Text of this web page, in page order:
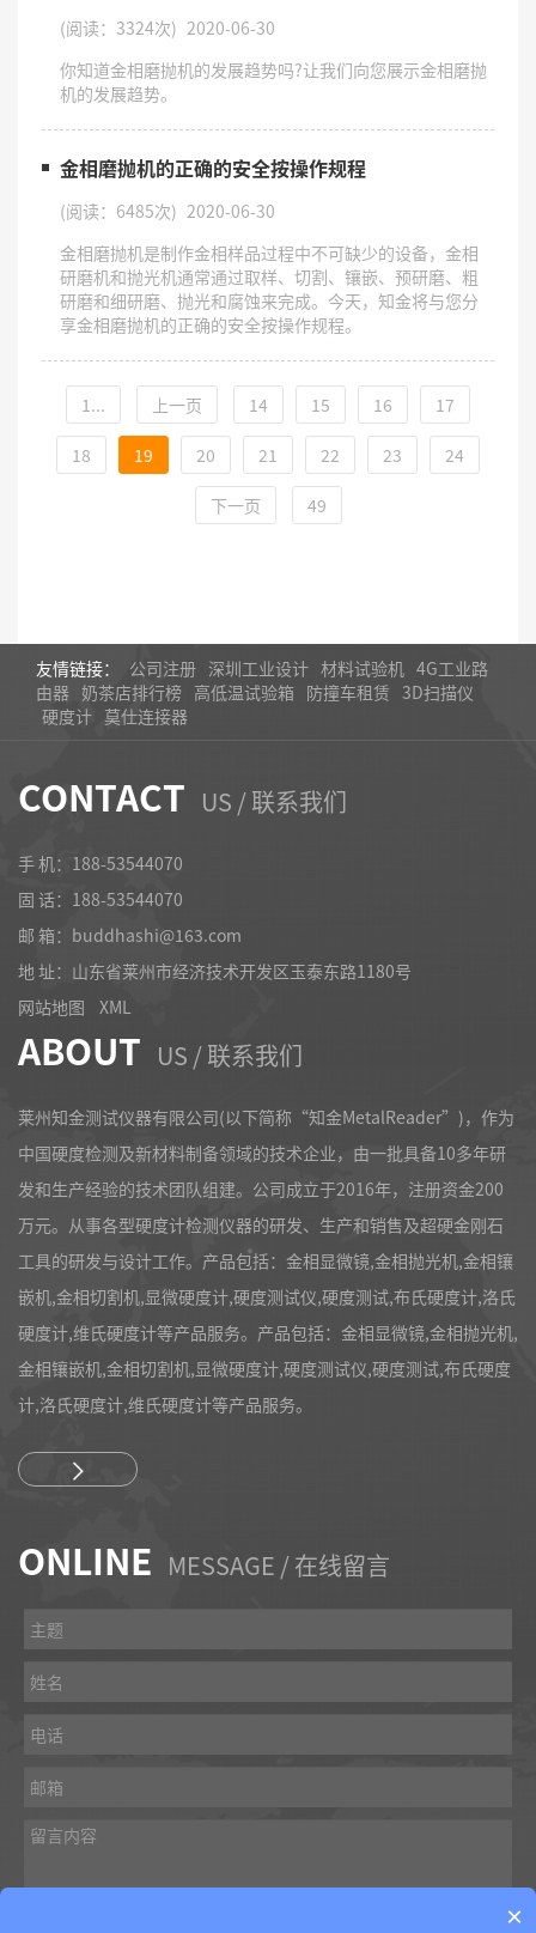
(阅读：3324次) 2020-06-30
你知道金相磨抛机的发展趋势吗?让我们向您展示金相磨抛
机的发展趋势。
金相磨抛机的正确的安全按操作规程
(阅读：6485次) 2020-06-30
金相磨抛机是制作金相样品过程中不可缺少的设备，金相
研磨机和抛光机通常通过取样、切割、镶嵌、预研磨、粗
研磨和细研磨、抛光和腐蚀来完成。今天，知金将与您分
享金相磨抛机的正确的安全按操作规程。
1... 上一页 14 15 16 17
18 19 20 21 22 23 24
下一页 49
友情链接： 公司注册 深圳工业设计 材料试验机 4G工业路
由器 奶茶店排行榜 高低温试验箱 防撞车租赁 3D扫描仪
硬度计 莫仕连接器
CONTACT US / 联系我们
手 机：188-53544070
固 话： 188-53544070
邮 箱：buddhashi@163.com
地 址：山东省莱州市经济技术开发区玉泰东路1180号
网站地图
XML
ABOUT US / 联系我们
莱州知金测试仪器有限公司(以下简称“知金MetalReader”)，作为
中国硬度检测及新材料制备领域的技术企业，由一批具备10多年研
发和生产经验的技术团队组建。公司成立于2016年，注册资金200
万元。从事各型硬度计检测仪器的研发、生产和销售及超硬金刚石
工具的研发与设计工作。产品包括：金相显微镜,金相抛光机,金相镶
嵌机,金相切割机,显微硬度计,硬度测试仪,硬度测试,布氏硬度计,洛氏
硬度计,维氏硬度计等产品服务。产品包括：金相显微镜,金相抛光机,
金相镶嵌机,金相切割机,显微硬度计,硬度测试仪,硬度测试,布氏硬度
计,洛氏硬度计,维氏硬度计等产品服务。
ONLINE MESSAGE / 在线留言
×